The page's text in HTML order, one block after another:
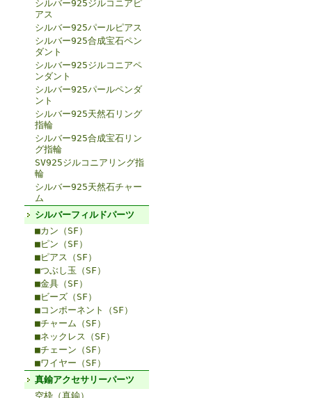
シルバー925ジルコニアピ
アス
シルバー925パールピアス
シルバー925合成宝石ペン
ダント
シルバー925ジルコニアペ
ンダント
シルバー925パールペンダ
ント
シルバー925天然石リング
指輪
シルバー925合成宝石リン
グ指輪
SV925ジルコニアリング指
輪
シルバー925天然石チャー
ム
シルバーフィルドパーツ
■カン（SF）
■ピン（SF）
■ピアス（SF）
■つぶし玉（SF）
■金具（SF）
■ビーズ（SF）
■コンポーネント（SF）
■チャーム（SF）
■ネックレス（SF）
■チェーン（SF）
■ワイヤー（SF）
真鍮アクセサリーパーツ
空枠（真鍮）